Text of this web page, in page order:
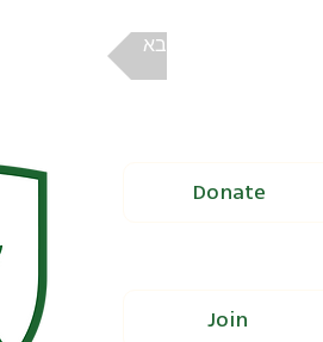
הבא
Donate
Join